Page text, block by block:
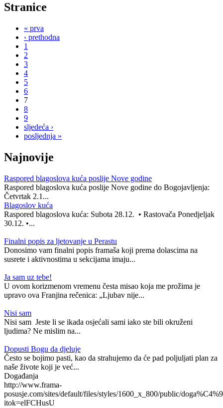
Stranice
« prva
‹ prethodna
1
2
3
4
5
6
7
8
9
sljedeća ›
posljednja »
Najnovije
Raspored blagoslova kuća poslije Nove godine
Raspored blagoslova kuća poslije Nove godine do Bogojavljenja:
Četvrtak 2.1...
Blagoslov kuća
Raspored blagoslova kuća: Subota 28.12. • Rastovača Ponedjeljak
30.12. •...
Finalni popis za ljetovanje u Perastu
Donosimo vam finalni popis framaša koji prema dolascima na
susrete i aktivnostima u sekcijama imaju...
Ja sam uz tebe!
U ovom korizmenom vremenu česta misao koja me prožima je
upravo ova Franjina rečenica: „Ljubav nije...
Nisi sam
Nisi sam Jeste li se ikada osjećali sami iako ste bili okruženi
ljudima? Ne mislim na...
Dopusti Bogu da djeluje
Često se bojimo pasti, kao da strahujemo da će pad poljuljati plan za
naše živote koji je već...
Događanja
http://www.frama-
posusje.com/sites/default/files/styles/1600_x_800/public/
itok=elFCHusU